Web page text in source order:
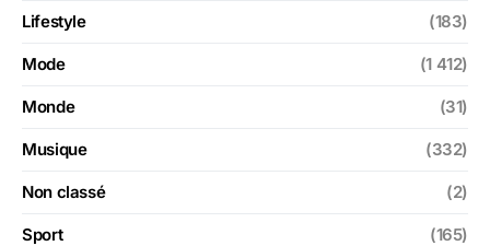
Lifestyle (183)
Mode (1 412)
Monde (31)
Musique (332)
Non classé (2)
Sport (165)